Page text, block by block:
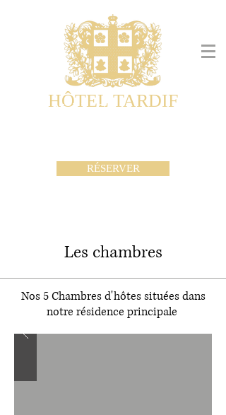
HÔTEL TARDIF
Noble Guesthouse
RÉSERVER
Les chambres
Nos 5 Chambres d'hôtes situées dans
notre résidence principale